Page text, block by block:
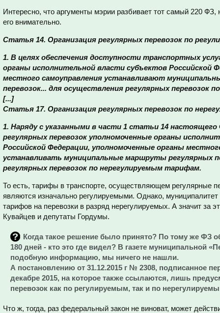
Интересно, что аргументы мэрии разбивает тот самый 220
его внимательно.
Статья 14. Организация регулярных перевозок по
1. В целях обеспечения доступности транспортных
органы исполнительной власти субъектов Российской
местного самоуправления устанавливают
перевозок... для осуществления регулярных перевозок
[...]
Статья 17. Организация регулярных перевозок по
1. Наряду с указанными в части 1 статьи 14
регулярных перевозок уполномоченные органы
Российской Федерации, уполномоченные органы
устанавливать муниципальные маршруты регулярных
регулярных перевозок по нерегулируемым тарифам.
То есть, тарифы в транспорте, осуществляющем регулярные
являются изначально регулируемыми. Однако,
тарифов на перевозки в разряд нерегулируемых. А значит за
Кувайцев и депутаты Гордумы.
Когда такое решение было принято? По тому же ФЗ
180 дней - кто это где видел? В газете муниципальной
подобную информацию, мы ничего не нашли.
А постановлению от 31.12.2015 г № 2308, подписанное
декабре 2015, на которое также ссылаются, лишь
перевозок как по регулируемым, так и по
Что ж, тогда, раз федеральный закон не виноват, может